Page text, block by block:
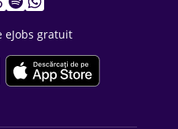
eJobs gratuit